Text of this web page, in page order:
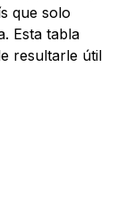
que solo
Esta tabla
resultarle útil